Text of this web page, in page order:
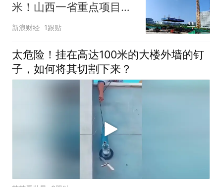
米！山西一省重点项目有
新进展
新浪财经 1跟贴
太危险！挂在高达100米的大楼外墙的钉
子，如何将其切割下来？